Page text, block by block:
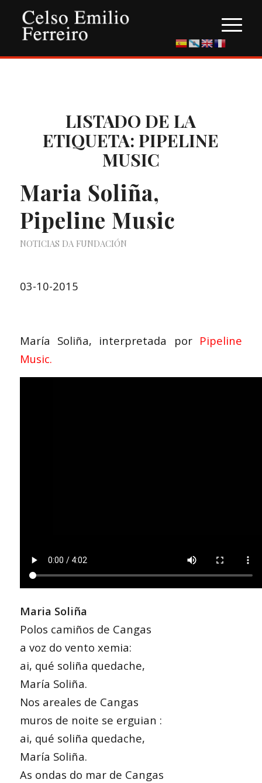
LISTADO DE LA
ETIQUETA:PIPELINE
MUSIC
Maria Soliña,
Pipeline Music
NOTICIAS DA FUNDACIÓN
03-10-2015
María Soliña, interpretada por Pipeline
Music.
Maria Soliña
Polos camiños de Cangas
a voz do vento xemia:
ai, qué soliña quedache,
María Soliña.
Nos areales de Cangas
muros de noite se erguian :
ai, qué soliña quedache,
María Soliña.
As ondas do mar de Cangas